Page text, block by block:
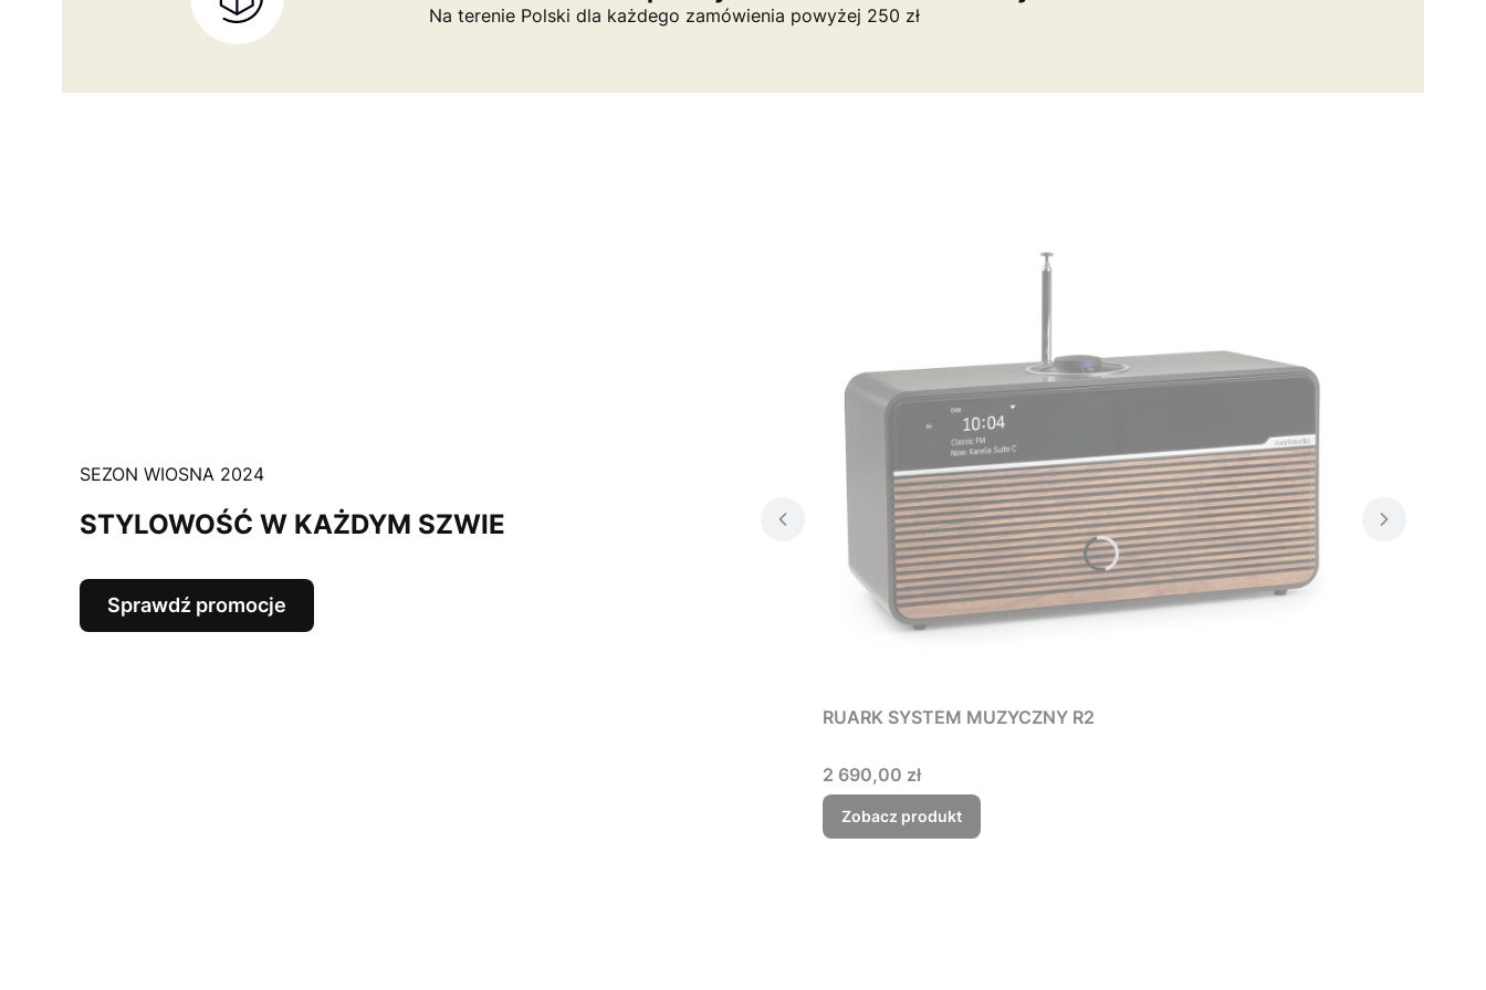
Na terenie Polski dla każdego zamówienia powyżej 250 zł
SEZON WIOSNA 2024
STYLOWOŚĆ W KAŻDYM SZWIE
Sprawdź promocje
RUARK SYSTEM MUZYCZNY R2
Cena
2 690,00 zł
Zobacz produkt